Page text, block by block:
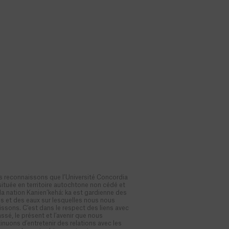
reconnaissons que l’Université Concordia
en territoire autochtone non cédé et
nation Kanien’kehá: ka est gardienne des
et des eaux sur lesquelles nous nous
C’est dans le respect des liens avec
le présent et l’avenir que nous
d’entretenir des relations avec les